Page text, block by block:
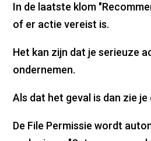
In de laatste klom
of er actie vereist is.
Het kan zijn dat je serieuze
ondernemen.
Als dat het geval is dan zie
De File Permissie wordt